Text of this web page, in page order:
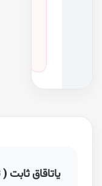
یاتاقاق ثابت (